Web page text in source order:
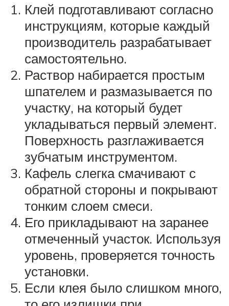
Клей подготавливают согласно
инструкциям, которые каждый
производитель разрабатывает
самостоятельно.
Раствор набирается простым
шпателем и размазывается по
участку, на который будет
укладываться первый элемент.
Поверхность разглаживается
зубчатым инструментом.
Кафель слегка смачивают с
обратной стороны и покрывают
тонким слоем смеси.
Его прикладывают на заранее
отмеченный участок. Используя
уровень, проверяется точность
установки.
Если клея было слишком много,